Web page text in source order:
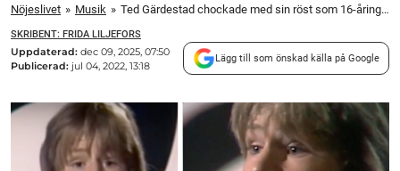
Nöjeslivet » Musik » Ted Gärdestad chockade med sin röst som 16-åring – den här otroliga låten ger mig gåshud varje gång
SKRIBENT: FRIDA LILJEFORS
Uppdaterad: dec 09, 2025, 07:50
Publicerad: jul 04, 2022, 13:18
Lägg till som önskad källa på Google